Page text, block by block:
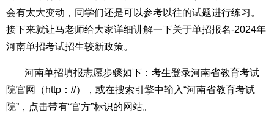
会有太大变动，同学们还是可以参考以往的试题进行练习。
接下来就让马老师给大家详细讲解一下关于单招报名-2024年
河南单招考试招生较新政策。
河南单招填报志愿步骤如下：考生登录河南省教育考试
院官网（http：//），或在搜索引擎中输入“河南省教育考试
院”，点击带有“官方”标识的网站。